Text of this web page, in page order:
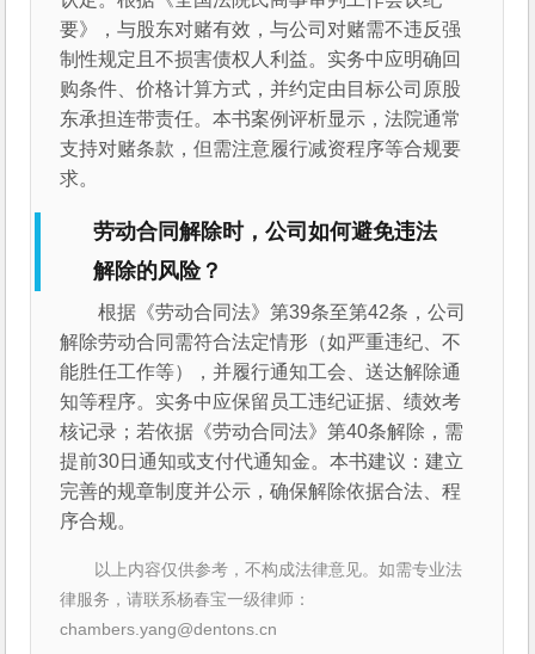
要》，与股东对赌有效，与公司对赌需不违反强
制性规定且不损害债权人利益。实务中应明确回
购条件、价格计算方式，并约定由目标公司原股
东承担连带责任。本书案例评析显示，法院通常
支持对赌条款，但需注意履行减资程序等合规要
求。
劳动合同解除时，公司如何避免违法
解除的风险？
根据《劳动合同法》第39条至第42条，公司
解除劳动合同需符合法定情形（如严重违纪、不
能胜任工作等），并履行通知工会、送达解除通
知等程序。实务中应保留员工违纪证据、绩效考
核记录；若依据《劳动合同法》第40条解除，需
提前30日通知或支付代通知金。本书建议：建立
完善的规章制度并公示，确保解除依据合法、程
序合规。
以上内容仅供参考，不构成法律意见。如需专业法
律服务，请联系杨春宝一级律师：
chambers.yang@dentons.cn